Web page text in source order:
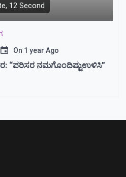
12 Second
On 1 year Ago